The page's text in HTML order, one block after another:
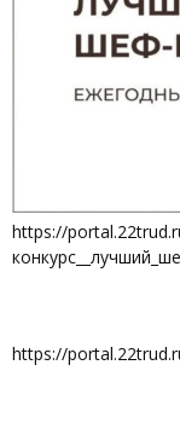
https://
https://